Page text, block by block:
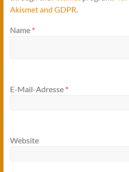
Akismet and GDPR
Name *
E-Mail-Adresse *
Website